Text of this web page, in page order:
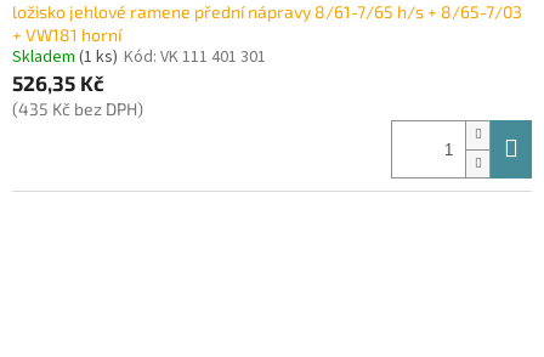
ložisko jehlové ramene přední nápravy 8/61-7/65 h/s + 8/65-7/03
+ VW181 horní
Skladem (1 ks) Kód: VK 111 401 301
526,35 Kč
(435 Kč bez DPH)